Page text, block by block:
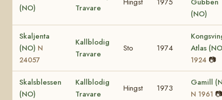
(NO)
Travare
(NO)
Skaljenta
(NO) N
24057
Kallblodig
Travare
Sto 1974
Atlas
1924 📷
Skalsblessen
(NO)
Kallblodig
Travare
Hingst 1973
Gamill
N 1961 📷